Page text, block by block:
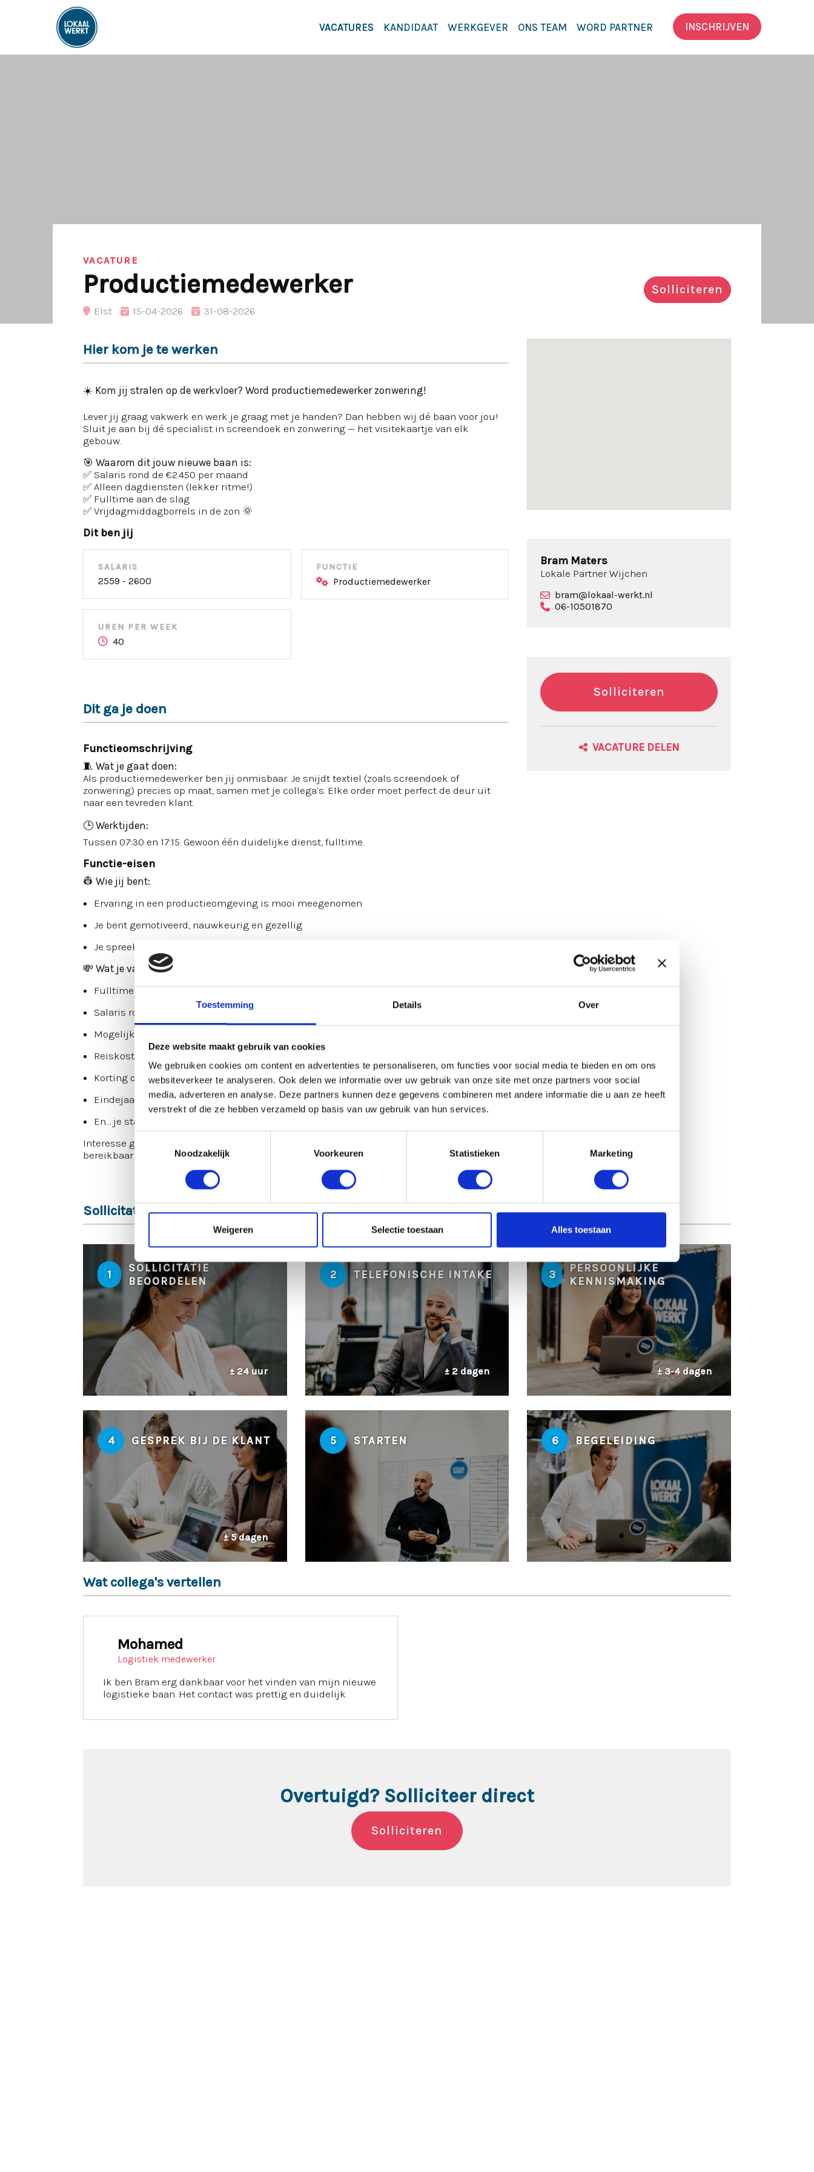
Toestemming Details Over
Deze website maakt gebruik van cookies
We gebruiken cookies om content en advertenties te personaliseren, om functies voor social media te bieden en om ons
websiteverkeer te analyseren. Ook delen we informatie over uw gebruik van onze site met onze partners voor social
media, adverteren en analyse. Deze partners kunnen deze gegevens combineren met andere informatie die u aan ze heeft
verstrekt of die ze hebben verzameld op basis van uw gebruik van hun services.
Noodzakelijk
Voorkeuren Statistieken Marketing
Weigeren Selectie toestaan Alles toestaan
VACATURES KANDIDAAT WERKGEVER ONS TEAM WORD PARTNER INSCHRIJVEN
VACATURE
Productiemedewerker
Elst 15-04-2026 31-08-2026
Solliciteren
Hier kom je te werken
☀️ Kom jij stralen op de werkvloer? Word productiemedewerker zonwering!
Lever jij graag vakwerk en werk je graag met je handen? Dan hebben wij dé baan voor jou!
Sluit je aan bij dé specialist in screendoek en zonwering — het visitekaartje van elk
gebouw.
🎯 Waarom dit jouw nieuwe baan is:
✅ Salaris rond de €2.450 per maand
✅ Alleen dagdiensten (lekker ritme!)
✅ Fulltime aan de slag
✅ Vrijdagmiddagborrels in de zon 🌞
Dit ben jij
SALARIS
2559 - 2600
FUNCTIE
Productiemedewerker
UREN PER WEEK
40
Dit ga je doen
Functieomschrijving
🧵 Wat je gaat doen:
Als productiemedewerker ben jij onmisbaar. Je snijdt textiel (zoals screendoek of
zonwering) precies op maat, samen met je collega’s. Elke order moet perfect de deur uit
naar een tevreden klant.
🕒Werktijden:
Tussen 07:30 en 17:15. Gewoon één duidelijke dienst, fulltime.
Functie-eisen
👷 Wie jij bent:
Ervaring in een productieomgeving is mooi meegenomen
Je bent gemotiveerd, nauwkeurig en gezellig
Je spreekt Nederlands of Engels
💸 Wat je van ons krijgt:
Fulltime werk met vast ritme
Salaris rond de €2.450
Mogelijkheid tot extra uren in de zomer
Reiskostenvergoeding
Korting op ons assortiment
Eindejaarsuitkering 🎁
En… je staat in het zonnetje bij de vrijmibo!
Interesse gewekt? Druk op de knop solliciteren of neem contact op met Bram. Hij is
bereikbaar via 06 10 50 18 70 of bram@lokaal-werkt.nl
Bram Maters
Lokale Partner Wijchen
bram@lokaal-werkt.nl
06-10501870
Solliciteren
VACATURE DELEN
Sollicitatieprocedure
1
SOLLICITATIE
BEOORDELEN
± 24 uur
2 TELEFONISCHE INTAKE
± 2 dagen
3
PERSOONLIJKE
KENNISMAKING
± 3-4 dagen
4 GESPREK BIJ DE KLANT
± 5 dagen
5 STARTEN 6 BEGELEIDING
Wat collega's vertellen
Mohamed
Logistiek medewerker
Ik ben Bram erg dankbaar voor het vinden van mijn nieuwe
logistieke baan. Het contact was prettig en duidelijk.
Overtuigd? Solliciteer direct
Solliciteren